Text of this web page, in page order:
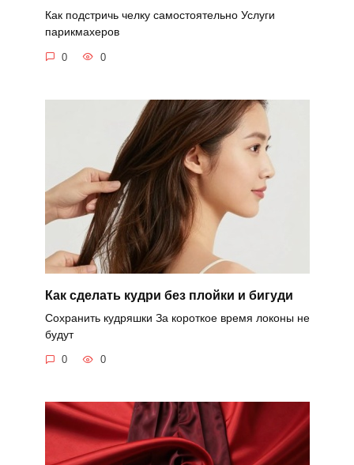
Как подстричь челку самостоятельно Услуги
парикмахеров
0 0
Как сделать кудри без плойки и бигуди
Сохранить кудряшки За короткое время локоны не
будут
0 0